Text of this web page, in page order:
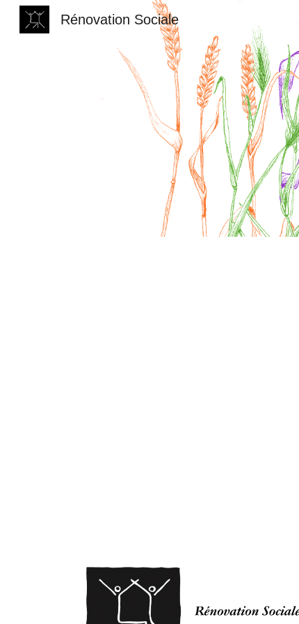
Rénovation Sociale